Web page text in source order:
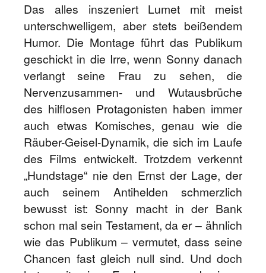
Das alles inszeniert Lumet mit meist
unterschwelligem, aber stets beißendem
Humor. Die Montage führt das Publikum
geschickt in die Irre, wenn Sonny danach
verlangt seine Frau zu sehen, die
Nervenzusammen- und Wutausbrüche
des hilflosen Protagonisten haben immer
auch etwas Komisches, genau wie die
Räuber-Geisel-Dynamik, die sich im Laufe
des Films entwickelt. Trotzdem verkennt
„Hundstage“ nie den Ernst der Lage, der
auch seinem Antihelden schmerzlich
bewusst ist: Sonny macht in der Bank
schon mal sein Testament, da er – ähnlich
wie das Publikum – vermutet, dass seine
Chancen fast gleich null sind. Und doch